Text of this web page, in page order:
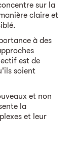
sur la
claire et
à des
est de
soient
et non
la
et leur